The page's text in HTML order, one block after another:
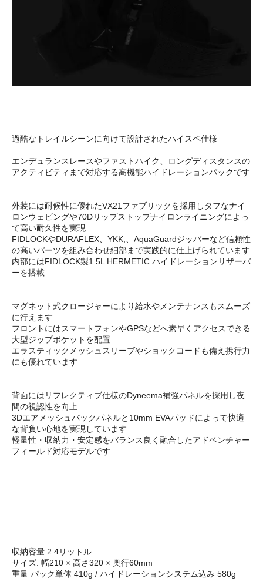
過酷なトレイルシーンに向けて設計されたハイスペ仕様
エンデュランスレースやファストハイク、ロングディスタンスの
アクティビティまで対応する高機能ハイドレーションパックです
外装には耐候性に優れたVX21ファブリックを採用しタフなナイ
ロンウェビングや70Dリップストップナイロンライニングによっ
て高い耐久性を実現
FIDLOCKやDURAFLEX、YKK,、AquaGuardジッパーなど信頼性
の高いパーツを組み合わせ細部まで実践的に仕上げられています
内部にはFIDLOCK製1.5L HERMETIC ハイドレーションリザーバ
ーを搭載
マグネット式クロージャーにより給水やメンテナンスもスムーズ
に行えます
フロントにはスマートフォンやGPSなどへ素早くアクセスできる
大型ジップポケットを配置
エラスティックメッシュスリーブやショックコードも備え携行力
にも優れています
背面にはリフレクティブ仕様のDyneema補強パネルを採用し夜
間の視認性を向上
3Dエアメッシュバックパネルと10mm EVAパッドによって快適
な背負い心地を実現しています
軽量性・収納力・安定感をバランス良く融合したアドベンチャー
フィールド対応モデルです
収納容量 2.4リットル
サイズ: 幅210 × 高さ320 × 奥行60mm
重量 パック単体 410g / ハイドレーションシステム込み 580g